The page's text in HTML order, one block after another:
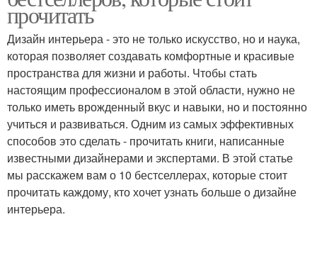
Современный дизайн Эксклюзивный дизайн
Дизайн в светлых тонах Кантри в дизайне
Книги по дизайну
прочитать
Дизайн интерьера - это не только искусство, но и наука,
которая позволяет создавать комфортные и красивые
пространства для жизни и работы. Чтобы стать
настоящим профессионалом в этой области, нужно не
только иметь врожденный вкус и навыки, но и постоянно
учиться и развиваться. Одним из самых эффективных
способов это сделать - прочитать книги, написанные
известными дизайнерами и экспертами. В этой статье
мы расскажем вам о 10 бестселлерах, которые стоит
прочитать каждому, кто хочет узнать больше о дизайне
интерьера.